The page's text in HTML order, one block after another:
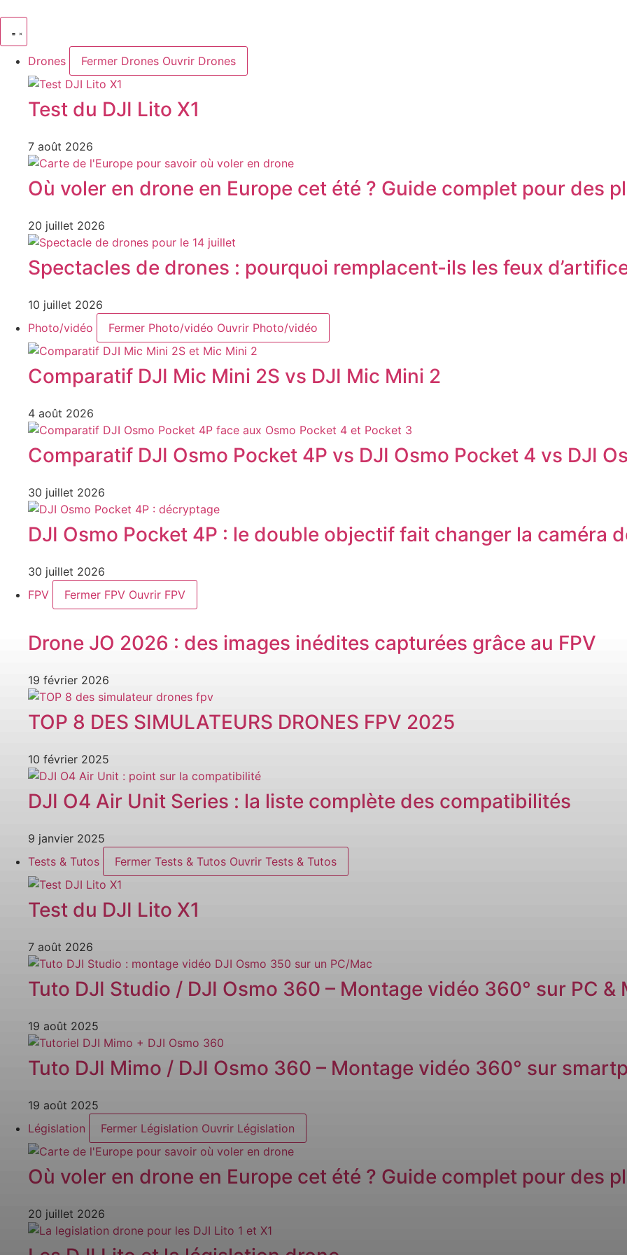
contenu
Drones
Fermer Drones Ouvrir Drones
Test du DJI Lito X1
7 août 2026
Où voler en drone en Europe cet été ? Guide complet pour des
20 juillet 2026
Spectacles de drones : pourquoi remplacent-ils les feux
10 juillet 2026
Photo/vidéo
Fermer Photo/vidéo Ouvrir Photo/vidéo
Comparatif DJI Mic Mini 2S vs DJI Mic Mini 2
4 août 2026
Comparatif DJI Osmo Pocket 4P vs DJI Osmo Pocket 4 vs DJI
30 juillet 2026
DJI Osmo Pocket 4P : le double objectif fait changer la caméra
30 juillet 2026
FPV
Fermer FPV Ouvrir FPV
Drone JO 2026 : des images inédites capturées grâce au FPV
19 février 2026
TOP 8 DES SIMULATEURS DRONES FPV 2025
10 février 2025
DJI O4 Air Unit Series : la liste complète des compatibilités
9 janvier 2025
Tests & Tutos
Fermer Tests & Tutos Ouvrir Tests & Tutos
Test du DJI Lito X1
7 août 2026
Tuto DJI Studio / DJI Osmo 360 – Montage vidéo 360° sur PC &
19 août 2025
Tuto DJI Mimo / DJI Osmo 360 – Montage vidéo 360° sur
19 août 2025
Législation
Fermer Législation Ouvrir Législation
Où voler en drone en Europe cet été ? Guide complet pour des
20 juillet 2026